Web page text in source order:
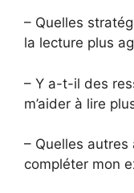
– Quelles
la lecture plus
– Y a-t-il des
m’aider à lire
– Quelles
compléter mon